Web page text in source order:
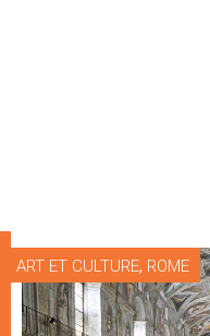
ART ET CULTURE, ROME